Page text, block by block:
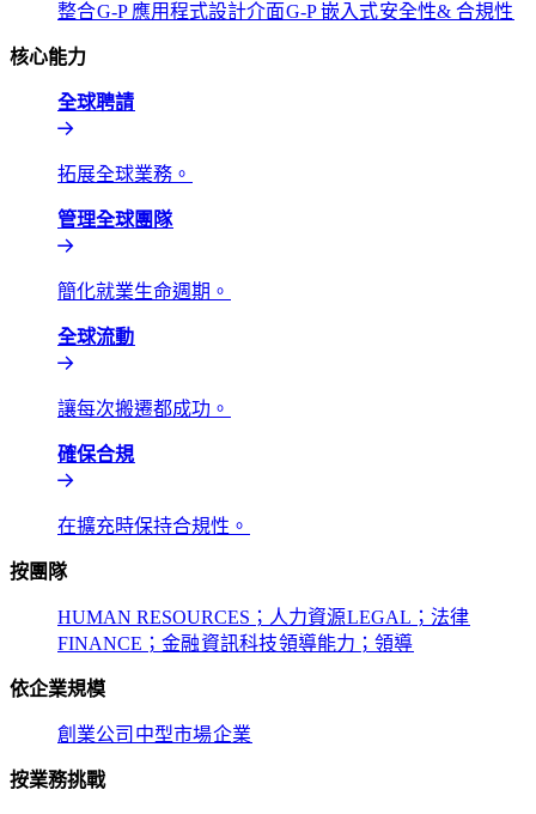
整合​​G-P 應用程式設計介面​​G-P 嵌入式​​安全性& 合規性​​
核心能力​​
全球聘請​​
拓展全球業務。​​
管理全球團隊​​
簡化就業生命週期。​​
全球流動​​
讓每次搬遷都成功。​​
確保合規​​
在擴充時保持合規性。​​
按團隊​​
HUMAN RESOURCES；人力資源​​LEGAL；法律​​
FINANCE；金融​​資訊科技​​領導能力；領導​​
依企業規模​​
創業公司​​ 中型市場​​企業​​
按業務挑戰​​